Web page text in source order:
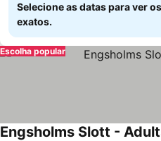
Selecione as datas para ver
exatos.
Escolha popular
Engsholms Slott -